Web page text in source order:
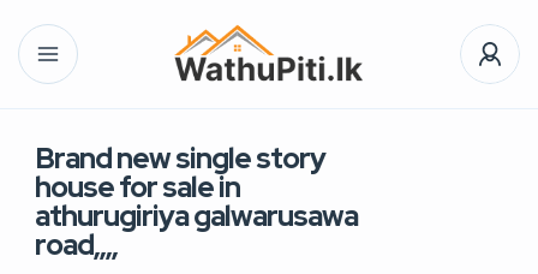
Brand new single story
house for sale in
athurugiriya galwarusawa
road,,,,